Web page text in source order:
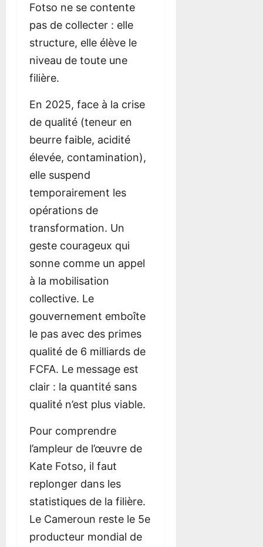
Fotso ne se contente
pas de collecter : elle
structure, elle élève le
niveau de toute une
filière.
En 2025, face à la crise
de qualité (teneur en
beurre faible, acidité
élevée, contamination),
elle suspend
temporairement les
opérations de
transformation. Un
geste courageux qui
sonne comme un appel
à la mobilisation
collective. Le
gouvernement emboîte
le pas avec des primes
qualité de 6 milliards de
FCFA. Le message est
clair : la quantité sans
qualité n’est plus viable.
Pour comprendre
l’ampleur de l’œuvre de
Kate Fotso, il faut
replonger dans les
statistiques de la filière.
Le Cameroun reste le 5e
producteur mondial de